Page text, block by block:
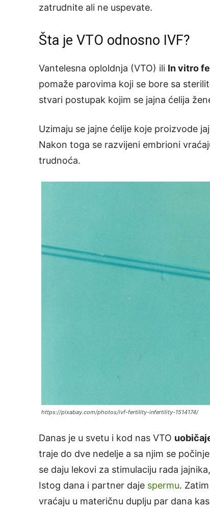
zatrudnite ali ne uspevate.
Šta je VTO odnosno IVF?
Vantelesna oploldnja (VTO) ili In vitro
pomaže parovima koji se bore sa
stvari postupak kojim se jajna ćelija
Uzimaju se jajne ćelije koje proizvode
Nakon toga se razvijeni embrioni
trudnoća.
https://pixabay.com/photos/ivf-fertility-infertility-1514174/
Danas je u svetu i kod nas VTO
traje do dve nedelje a sa njim se
se daju lekovi za stimulaciju rada
Istog dana i partner daje spermu.
vraćaju u materičnu duplju par dana